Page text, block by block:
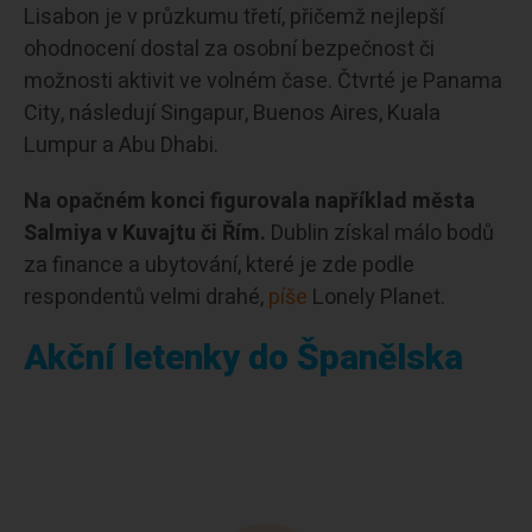
Lisabon je v průzkumu třetí, přičemž nejlepší
ohodnocení dostal za osobní bezpečnost či
možnosti aktivit ve volném čase. Čtvrté je Panama
City, následují Singapur, Buenos Aires, Kuala
Lumpur a Abu Dhabi.
Na opačném konci figurovala například města
Salmiya v Kuvajtu či Řím. Dublin získal málo bodů
za finance a ubytování, které je zde podle
respondentů velmi drahé, píše Lonely Planet.
Akční letenky do Španělska